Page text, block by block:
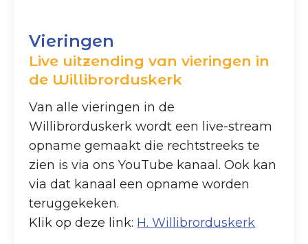
Vieringen
Live uitzending van vieringen in
de Willibrorduskerk
Van alle vieringen in de
Willibrorduskerk wordt een live-stream
opname gemaakt die rechtstreeks te
zien is via ons YouTube kanaal. Ook kan
via dat kanaal een opname worden
teruggekeken.
Klik op deze link: H. Willibrorduskerk